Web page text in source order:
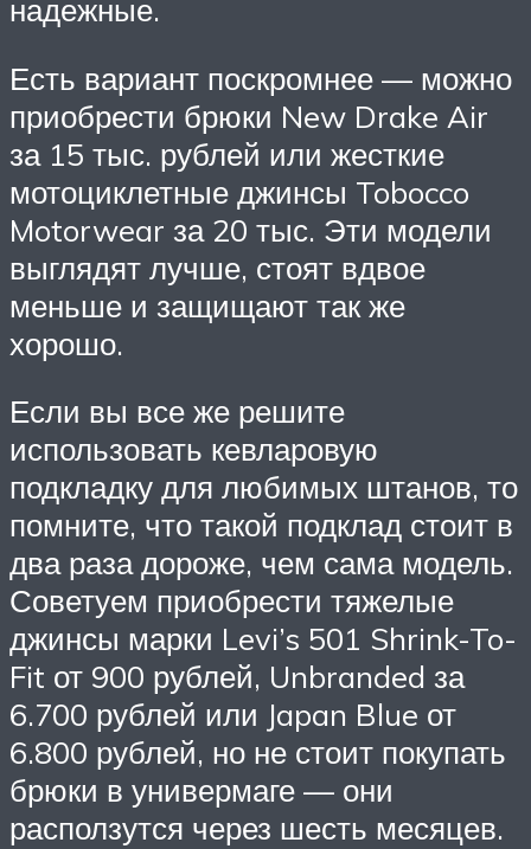
надежные.
Есть вариант поскромнее — можно
приобрести брюки New Drake Air
за 15 тыс. рублей или жесткие
мотоциклетные джинсы Tobocco
Motorwear за 20 тыс. Эти модели
выглядят лучше, стоят вдвое
меньше и защищают так же
хорошо.
Если вы все же решите
использовать кевларовую
подкладку для любимых штанов, то
помните, что такой подклад стоит в
два раза дороже, чем сама модель.
Советуем приобрести тяжелые
джинсы марки Levi’s 501 Shrink-To-
Fit от 900 рублей, Unbranded за
6.700 рублей или Japan Blue от
6.800 рублей, но не стоит покупать
брюки в универмаге — они
расползутся через шесть месяцев.